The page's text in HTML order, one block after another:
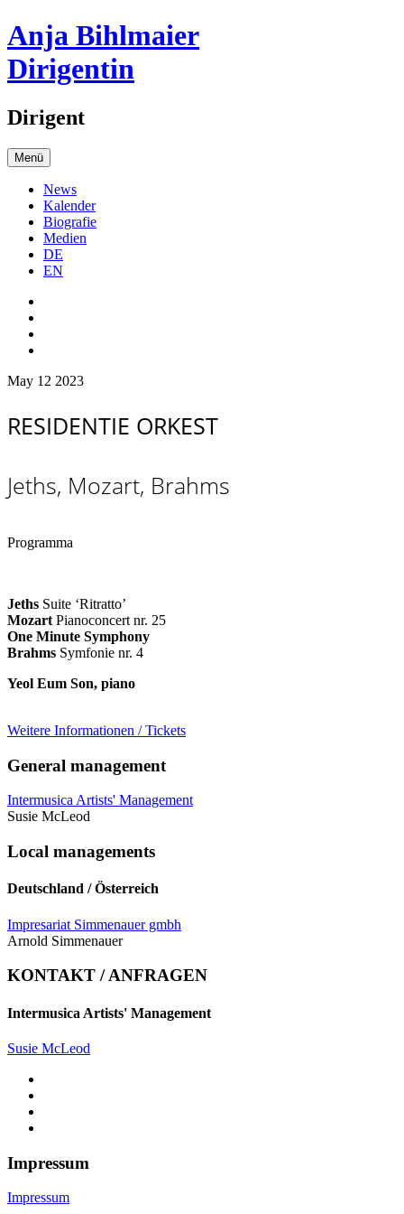
Anja Bihlmaier
Dirigentin
Dirigent
Menü
News
Kalender
Biografie
Medien
DE
EN
May 12 2023
RESIDENTIE ORKEST
Jeths, Mozart, Brahms
Programma
Jeths Suite ‘Ritratto’
Mozart Pianoconcert nr. 25
One Minute Symphony
Brahms Symfonie nr. 4
Yeol Eum Son, piano
Weitere Informationen / Tickets
General management
Intermusica Artists' Management
Susie McLeod
Local managements
Deutschland / Österreich
Impresariat Simmenauer gmbh
Arnold Simmenauer
KONTAKT / ANFRAGEN
Intermusica Artists' Management
Susie McLeod
Impressum
Impressum